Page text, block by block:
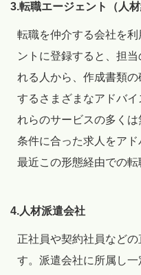
3.転職エージェント（人材
転職を仲介する会社を
ントに登録すると、担
れる人から、作成書類
するさまざまなアドバ
れらのサービスの多く
条件に合った求人をアド
最近この形態経由での転
4.人材派遣会社
正社員や契約社員など
す。派遣会社に所属し